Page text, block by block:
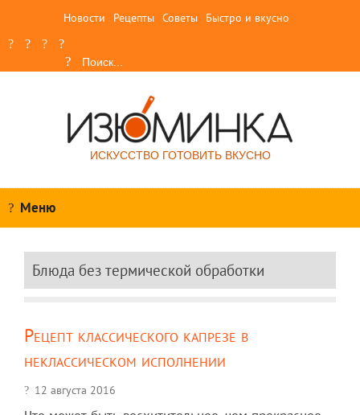
Новости Рецепты Советы Быстро и вкусно
ИСКУССТВО ГОТОВИТЬ ВКУСНО
Меню
Блюда без термической обработки
Рецепт классического капрезе в
неклассическом исполнении
12 августа 2016